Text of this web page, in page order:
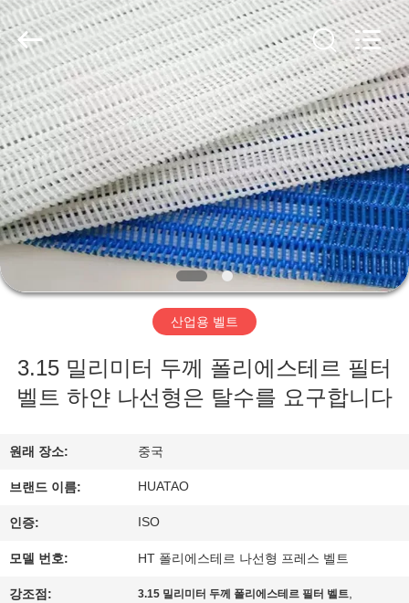
집
제
품
우
리
대
하
여
공
장
여
2020
-
2026
HUATAO
LOVER
LTD.
Rights
Reserved.
산업용 벨트
3.15 밀리미터 두께 폴리에스테르 필터
벨트 하얀 나선형은 탈수를 요구합니다
원래 장소: 중국
브랜드 이름: HUATAO
인증: ISO
모델 번호: HT 폴리에스테르 나선형 프레스 벨트
강조점: 3.15 밀리미터 두께 폴리에스테르 필터 벨트,